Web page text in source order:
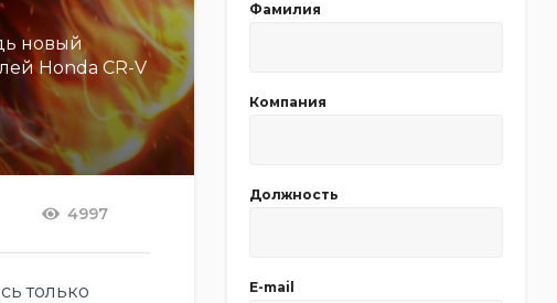
новый
Honda CR-V
4997
только
Фамилия
Компания
Должность
E-mail